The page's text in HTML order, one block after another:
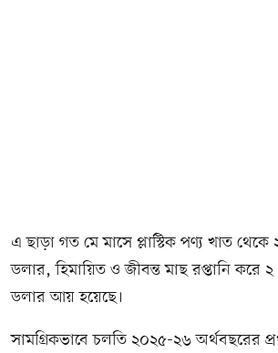
এ ছাড়া গত মে মাসে প্লাস্টিক পণ্য খাত
ডলার, হিমায়িত ও জীবন্ত মাছ রপ্তানি করে
ডলার আয় হয়েছে।
সামগ্রিকভাবে চলতি ২০২৫-২৬ অর্থবছরের